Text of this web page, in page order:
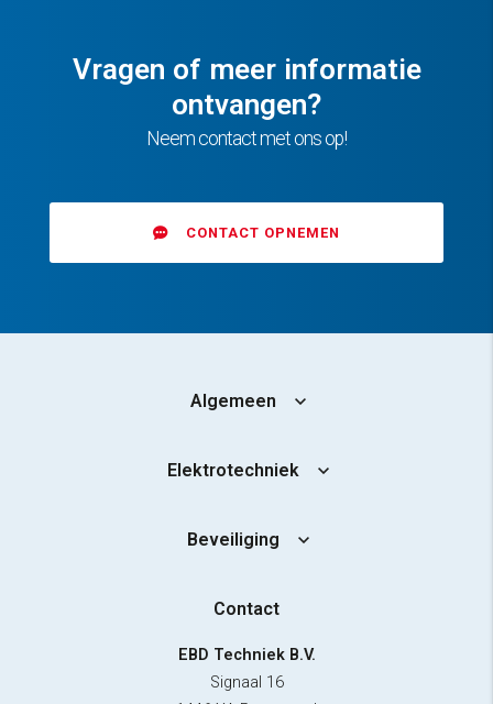
Vragen of meer informatie
ontvangen?
Neem contact met ons op!
CONTACT OPNEMEN
Algemeen
Elektrotechniek
Beveiliging
Contact
EBD Techniek B.V.
Signaal 16